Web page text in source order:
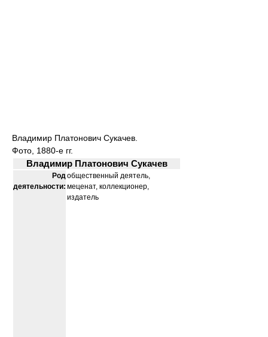
Владимир Платонович Сукачев.
Фото, 1880-е гг.
Владимир Платонович Сукачев
Род
деятельности:
общественный деятель,
меценат, коллекционер,
издатель